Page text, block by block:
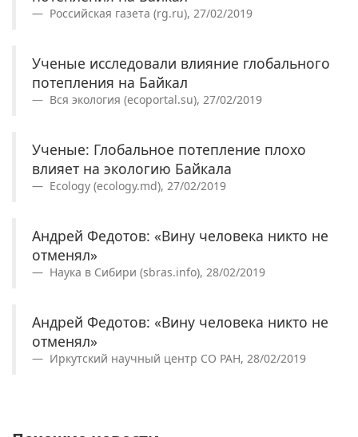
Российская газета (rg.ru), 27/02/2019
Ученые исследовали влияние глобального
потепления на Байкал
Вся экология (ecoportal.su), 27/02/2019
Ученые: Глобальное потепление плохо
влияет на экологию Байкала
Ecology (ecology.md), 27/02/2019
Андрей Федотов: «Вину человека никто не
отменял»
Наука в Сибири (sbras.info), 28/02/2019
Андрей Федотов: «Вину человека никто не
отменял»
Иркутский научный центр СО РАН, 28/02/2019